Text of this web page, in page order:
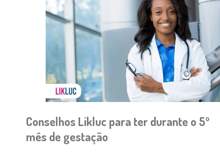
Conselhos Likluc para ter durante o 5º
mês de gestação